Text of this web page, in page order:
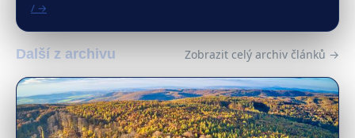
/ →
Další z archivu Zobrazit celý archiv článků →